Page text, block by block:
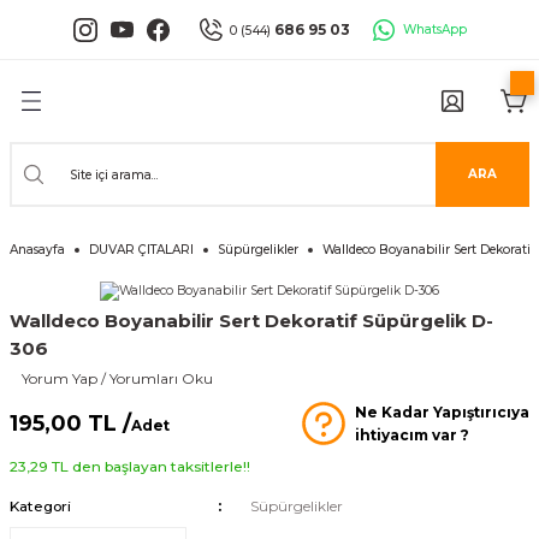
0 (544) 686 95 03 WhatsApp
Geri Dön
Geri Dön
PANELLER
Geri Dön
Geri Dön
Geri Dön
Paneller
Geri Dön
ARA
Anasayfa DUVAR ÇITALARI Süpürgelikler Walldeco Boyanabilir Sert
Walldeco Boyanabilir Sert Dekoratif Süpürgelik D-
306
Yorum Yap / Yorumları Oku
195,00 TL /Adet
Ne Kadar Yapıştırıcıya
ihtiyacım var ?
23,29 TL den başlayan taksitlerle!!
Kategori Süpürgelikler